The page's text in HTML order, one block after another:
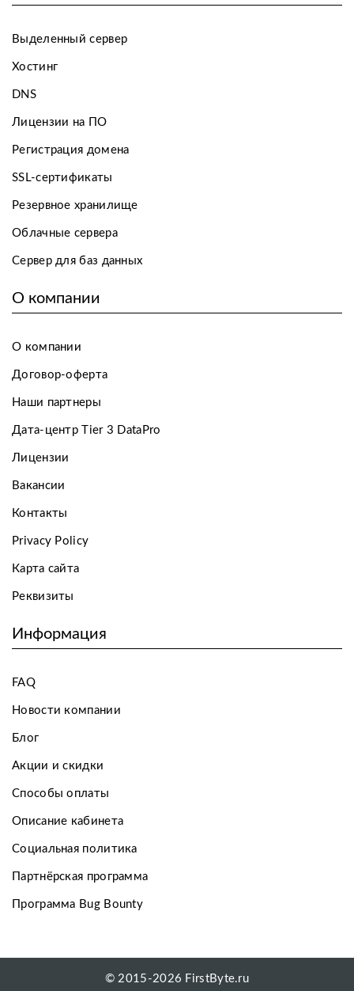
Выделенный сервер
Хостинг
DNS
Лицензии на ПО
Регистрация домена
SSL-сертификаты
Резервное хранилище
Облачные сервера
Сервер для баз данных
О компании
О компании
Договор-оферта
Наши партнеры
Дата-центр Tier 3 DataPro
Лицензии
Вакансии
Контакты
Privacy Policy
Карта сайта
Реквизиты
Информация
FAQ
Новости компании
Блог
Акции и скидки
Способы оплаты
Описание кабинета
Социальная политика
Партнёрская программа
Программа Bug Bounty
© 2015-2026 FirstByte.ru